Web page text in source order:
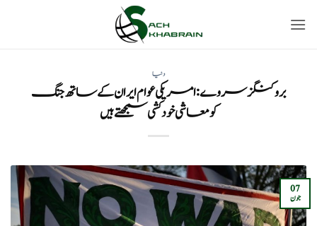
دنیا
بروکنگز سروے: امریکی عوام ایران کے ساتھ جنگ
کو معاشی خودکشی سمجھتے ہیں
07
جون